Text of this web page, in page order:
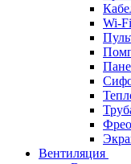
Wi-
Вентиляция